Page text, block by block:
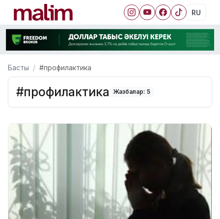
RU
Басты #профилактика
#профилактика Жазбалар: 5